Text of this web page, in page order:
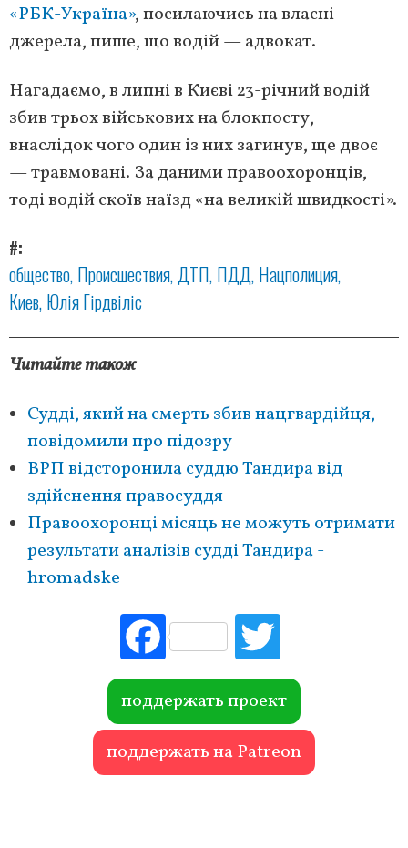
«РБК-Україна», посилаючись на власні
джерела, пише, що водій — адвокат.
Нагадаємо, в липні в Києві 23-річний водій
збив трьох військових на блокпосту,
внаслідок чого один із них загинув, ще двоє
— травмовані. За даними правоохоронців,
тоді водій скоїв наїзд «на великій швидкості».
#
общество Происшествия ДТП ПДД Нацполиция
Киев Юлія Гірдвіліс
Читайте також
Судді, який на смерть збив нацгвардійця,
повідомили про підозру
ВРП відсторонила суддю Тандира від
здійснення правосуддя
Правоохоронці місяць не можуть отримати
результати аналізів судді Тандира -
hromadske
Fac
ebo
ok r
поддержать проект
поддержать на Patreon